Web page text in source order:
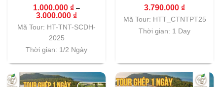
TRANG 1/2 NGÀY
1.000.000 ₫ –
3.000.000 ₫Khoảng
từ
3.000.000 ₫
Mã Tour: HT-TNT-SCDH-
2025
Thời gian: 1/2 Ngày
CITY TOUR
3.790.000 ₫
Mã Tour: HTT_CTNTPT25
Thời gian: 1 Day